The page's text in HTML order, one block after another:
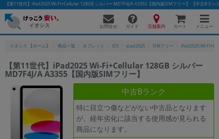
【第11世代】iPad2025 Wi-Fi+Cellular 128GB シルバー MD7F4J/A A3355【国内版SIMフリー】 【中古Bラ
お問合せ ガイド 店舗案内 カート メニュー
イオシス 【ホーム】 商品一覧 タブレット iOS ipad2025 SIMフリー iPad2025 Wi-
【第11世代】iPad2025 Wi-Fi+Cellular 128GB シルバー
MD7F4J/A A3355【国内版SIMフリー】
中古Bランク
特に目立つ傷などがない中古品となります
が、経年劣化に該当する使用感が見られる
商品になります。
かんたんパソコン検索に切り替える
フリーワード
除外ワード